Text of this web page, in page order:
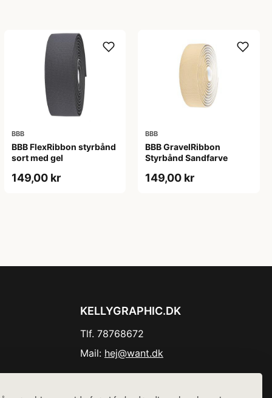
BBB
BBB FlexRibbon styrbånd
sort med gel
149,00 kr
BBB
BBB GravelRibbon
Styrbånd Sandfarve
149,00 kr
KELLYGRAPHIC.DK
Tlf. 78768672
Mail: hej@want.dk